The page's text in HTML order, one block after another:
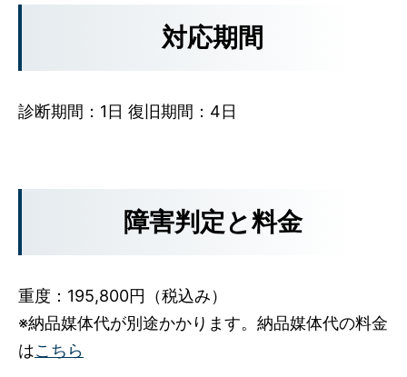
対応期間
診断期間：1日 復旧期間：4日
障害判定と料金
重度：195,800円（税込み）
※納品媒体代が別途かかります。納品媒体代の料金
はこちら